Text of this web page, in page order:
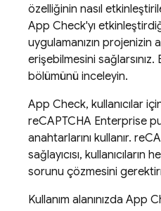
özelliğinin nasıl
App Check'yı
uygulamanızın projenizin
erişebilmesini sağlarsınız.
bölümünü inceleyin.
App Check, kullanıcılar
reCAPTCHA Enterprise
anahtarlarını kullanır.
sağlayıcısı,
sorunu çözmesini
Kullanım alanınızda App